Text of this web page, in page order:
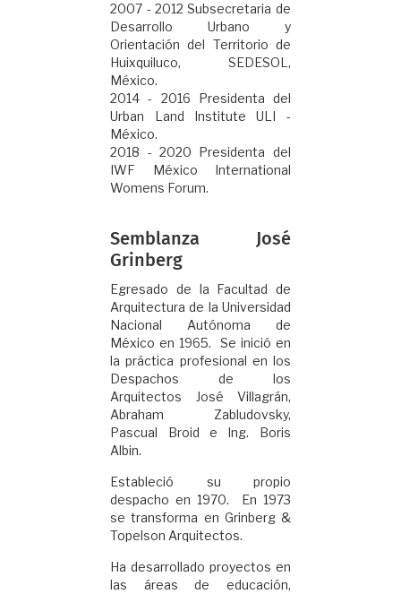
2007 - 2012 Subsecretaria de
Desarrollo Urbano y
Orientación del Territorio de
Huixquiluco, SEDESOL,
México.
2014 - 2016 Presidenta del
Urban Land Institute ULI -
México.
2018 - 2020 Presidenta del
IWF México International
Womens Forum.
Semblanza José
Grinberg
Egresado de la Facultad de
Arquitectura de la Universidad
Nacional Autónoma de
México en 1965. Se inició en
la práctica profesional en los
Despachos de los
Arquitectos José Villagrán,
Abraham Zabludovsky,
Pascual Broid e Ing. Boris
Albin.
Estableció su propio
despacho en 1970. En 1973
se transforma en Grinberg &
Topelson Arquitectos.
Ha desarrollado proyectos en
las áreas de educación,